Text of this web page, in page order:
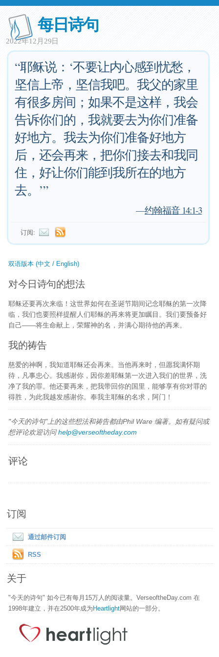
每日诗句
2022年12月29日
“耶稣说：‘不要让内心感到忧愁，
坚信上帝，坚信我吧。我父的家里
有很多房间；如果不是这样，我会
告诉你们的，我就要去为你们准备
好地方。我去为你们准备好地方
后，还会再来，把你们接去和我同
住，好让你们能到我所在的地方
去。’”
—约翰福音 14:1-3
订阅:
双语版本 (中文 / English)
对今日诗句的想法
耶稣还要再次来临！这世界如何在圣诞节期间记念耶稣的第一次降
临，我们也要照样提醒人们耶稣的再来将更加瞩目。我们要预备好
自己——将生命献上，荣耀神的名，并满心期待他的再来。
我的祷告
慈爱的神啊，我知道耶稣还会再来。当他再来时，但愿我满怀期
待，凡事忠心。我感谢你，因你差耶稣第一次进入我们的世界，洗
净了我的罪。他还要再来，把我带回你的国里，能够享有你对罪的
得胜，为此我越发感谢你。奉我主耶稣的名求，阿门！
"今天的诗句"上的这些想法和祷告都由Phil Ware 编著。如有疑问或
想评论欢迎访问help@verseoftheday.com
评论
订阅
通过邮件订阅
RSS
关于
"今天的诗句" 如今已有每月15万人的阅读量。VerseoftheDay.com 在
1998年建立，并在2500年成为 Heartlight网站的一部分。